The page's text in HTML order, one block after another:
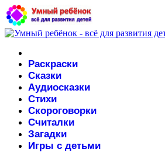
Раскраски
Сказки
Аудиосказки
Стихи
Скороговорки
Считалки
Загадки
Игры с детьми